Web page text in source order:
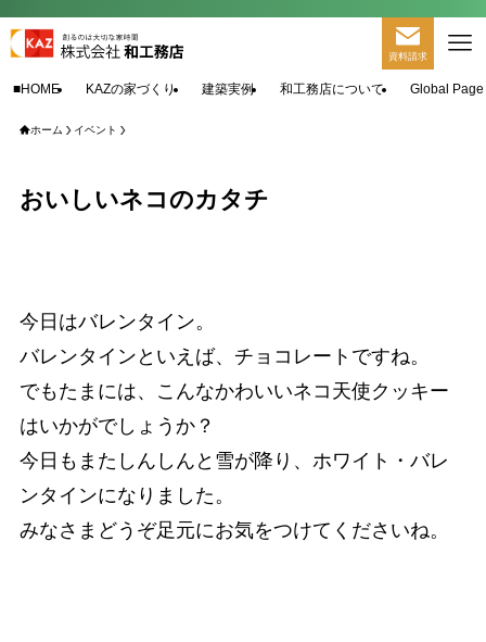
資料請求
■HOME KAZの家づくり 建築実例 和工務店について Global
ホーム イベント
おいしいネコのカタチ
今日はバレンタイン。
バレンタインといえば、チョコレートですね。
でもたまには、こんなかわいいネコ天使クッキー
はいかがでしょうか？
今日もまたしんしんと雪が降り、ホワイト・バレ
ンタインになりました。
みなさまどうぞ足元にお気をつけてくださいね。